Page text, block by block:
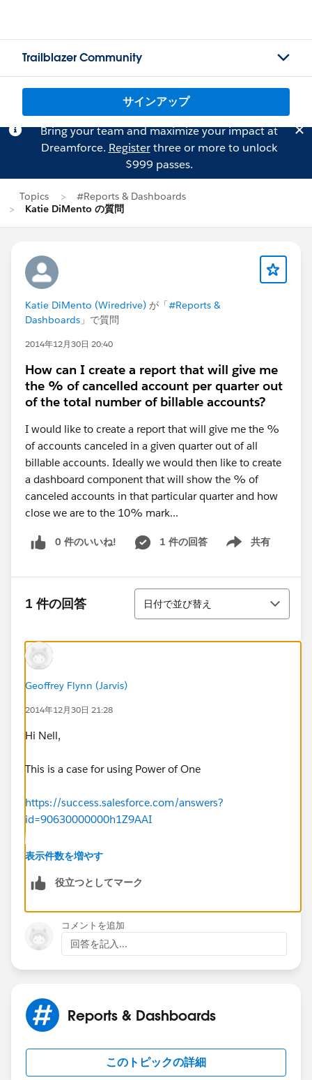
Trailblazer Community
サインアップ
Bring your team and maximize your impact at
Dreamforce. Registerthree or more to unlock
$999 passes.
Topics
#Reports & Dashboards
Katie DiMento の質問
Katie DiMento (Wiredrive) が「#Reports &
Dashboards 」で質問
2014年12月30日 20:40
How can I create a report that will give me
the % of cancelled account per quarter out
of the total number of billable accounts?
I would like to create a report that will give me the %
of accounts canceled in a given quarter out of all
billable accounts. Ideally we would then like to create
a dashboard component that will show the % of
canceled accounts in that particular quarter and how
close we are to the 10% mark...
0 件のいいね! 1 件の回答 共有
Show menu
1 件の回答
並び替え
日付で並び替え
Geoffrey Flynn (Jarvis)
2014年12月30日 21:28
Hi Nell,
This is a case for using Power of One
https://success.salesforce.com/answers?
id=90630000000h1Z9AAI
You would create the field as explained above,
formula with PARENTGROUPVAL to get something like
表示件数を増やす
役立つとしてマーク
コメントを追加
回答を記入...
Reports & Dashboards
このトピックの詳細